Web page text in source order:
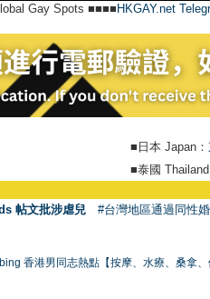
Gay Spots ■■■■ HKGAY.net
■日本 Japan：
■泰國 Thailand
帖文批涉虐兒 #台灣地區通過同性
香港男同志熱點【按摩、水療、桑拿、